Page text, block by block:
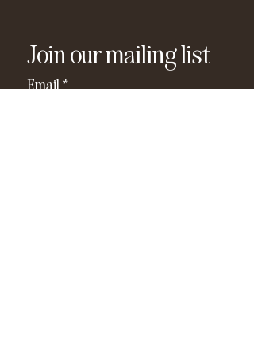
Join our mailing list
Email*